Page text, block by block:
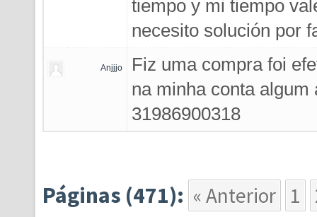
tiempo y mi tiempo
necesito solución por
Anjjjo
Fiz uma compra foi
na minha conta
31986900318
Páginas (471): « Anterior 1